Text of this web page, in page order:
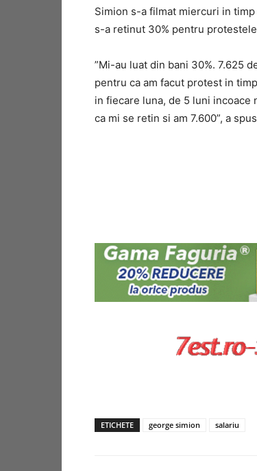
Simion s-a filmat miercuri in
s-a retinut 30% pentru
”Mi-au luat din bani 30%. 7.625
pentru ca am facut protest in
in fiecare luna, de 5 luni incoace
ca mi se retin si am 7.600”, a
ETICHETE george simion salariu